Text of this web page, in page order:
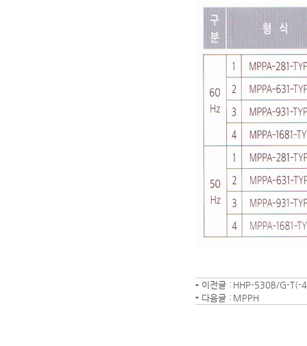
이전글 : HHP-530B/G-T(-
다음글 : MPPH